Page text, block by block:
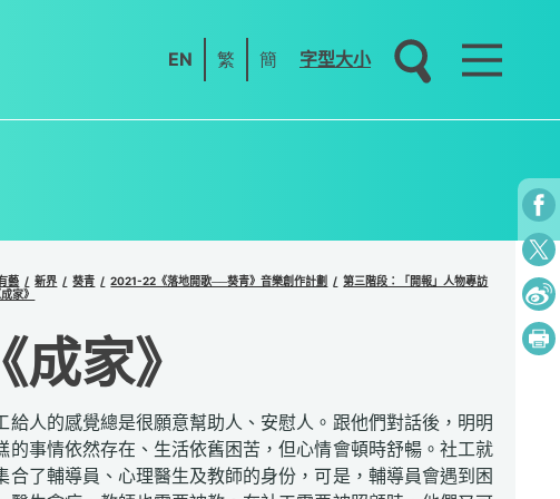
EN 繁 簡 字型大小
藝 新界 葵青 2021-22《落地開歌──葵青》音樂創作計劃
第三階段：「開報」人物專訪
成家》
《成家》
給人的感覺總是很願意幫助人、安慰人。跟他們對話後，明明
的事情依然存在、生活依舊困苦，但心情會頓時舒暢。社工就
合了輔導員、心理醫生及教師的身份，可是，輔導員會遇到困